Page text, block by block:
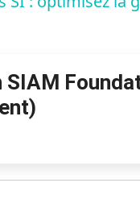
SIAM